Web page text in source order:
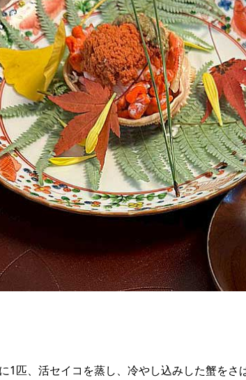
1匹、活セイコを蒸し、冷やし込みした蟹をさ